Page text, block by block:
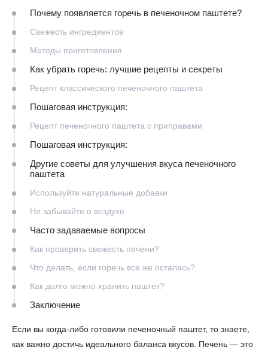
Почему появляется горечь в печеночном паштете?
Свежесть ингредиентов
Методы приготовления
Как убрать горечь: лучшие рецепты и секреты
Рецепт классического печеночного паштета
Пошаговая инструкция:
Рецепт печеночного паштета с приправами
Пошаговая инструкция:
Другие советы для улучшения вкуса печеночного
паштета
Используйте натуральные добавки
Не забывайте о воздухе
Часто задаваемые вопросы
Как проверить свежесть печени?
Что делать, если горечь все же осталась?
Как долго можно хранить паштет?
Заключение
Если вы когда-либо готовили печеночный паштет, то знаете,
как важно достичь идеального баланса вкусов. Печень — это